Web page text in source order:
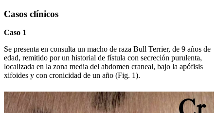
Casos clínicos
Caso 1
Se presenta en consulta un macho de raza Bull Terrier, de 9 años de
edad, remitido por un historial de fístula con secreción purulenta,
localizada en la zona media del abdomen craneal, bajo la apófisis
xifoides y con cronicidad de un año (Fig. 1).